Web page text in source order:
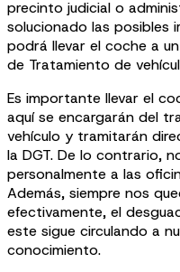
precinto judicial o
solucionado las posibles
podrá llevar el coche a
de Tratamiento de
Es importante llevar el
aquí se encargarán del
vehículo y tramitarán
la DGT. De lo contrario,
personalmente a las
Además, siempre nos
efectivamente, el
este sigue circulando a
conocimiento.